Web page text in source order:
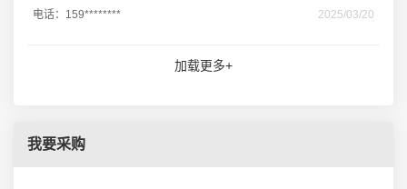
电话：159********
2025/03/20
加载更多+
我要采购